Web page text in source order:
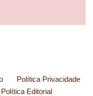
Política Privacidade
Política Editorial